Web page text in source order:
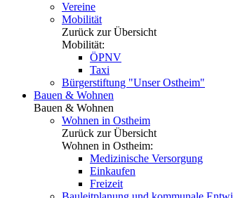
Vereine
Mobilität
Zurück zur Übersicht
Mobilität:
ÖPNV
Taxi
Bürgerstiftung "Unser Ostheim"
Bauen & Wohnen
Bauen & Wohnen
Wohnen in Ostheim
Zurück zur Übersicht
Wohnen in Ostheim:
Medizinische Versorgung
Einkaufen
Freizeit